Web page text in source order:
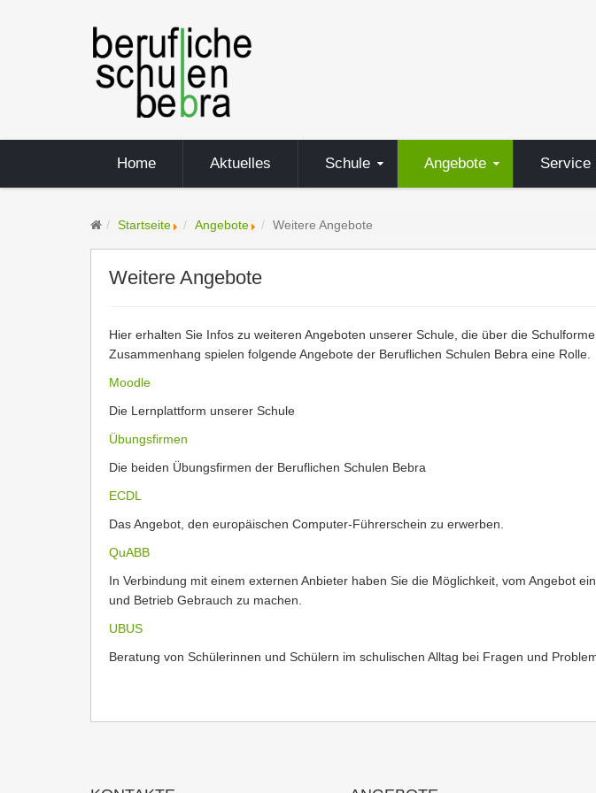
Home Aktuelles Schule Angebote Service
Startseite Angebote Weitere Angebote
Weitere Angebote
Hier erhalten Sie Infos zu weiteren Angeboten unserer Schule, die über die
Zusammenhang spielen folgende Angebote der Beruflichen Schulen Bebra eine Rolle.
Moodle
Die Lernplattform unserer Schule
Übungsfirmen
Die beiden Übungsfirmen der Beruflichen Schulen Bebra
ECDL
Das Angebot, den europäischen Computer-Führerschein zu erwerben.
QuABB
In Verbindung mit einem externen Anbieter haben Sie die Möglichkeit, vom Angebot
und Betrieb Gebrauch zu machen.
UBUS
Beratung von Schülerinnen und Schülern im schulischen Alltag bei Fragen und